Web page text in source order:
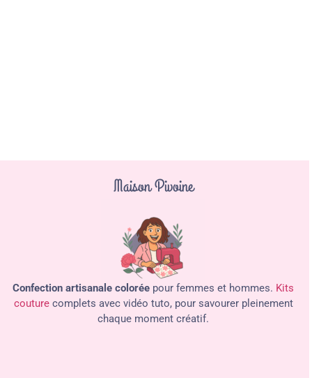
Maison Pivoine
Confection artisanale colorée pour femmes et hommes. Kits
couturecomplets avec vidéo tuto, pour savourer pleinement
chaque moment créatif.